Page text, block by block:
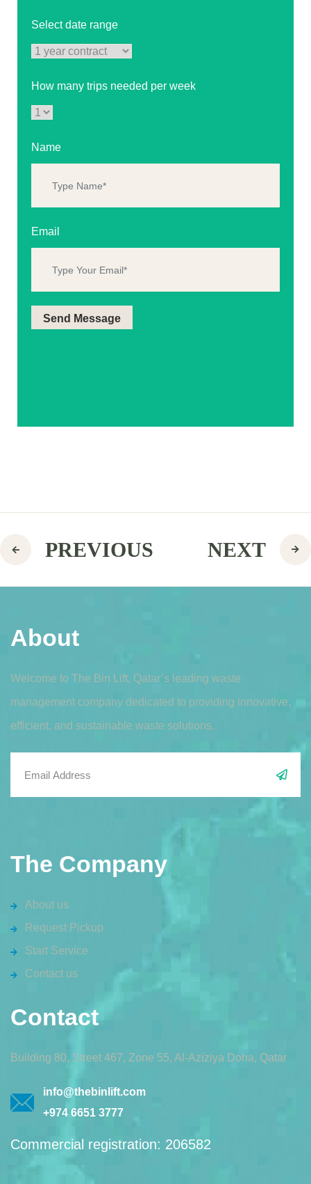
Select date range
How many trips needed per week
Name
Email
PREVIOUS NEXT
About
Welcome to The Bin Lift, Qatar’s leading waste
management company dedicated to providing innovative,
efficient, and sustainable waste solutions.
The Company
About us
Request Pickup
Start Service
Contact us
Contact
Building 80, Street 467, Zone 55, Al-Aziziya Doha, Qatar
info@thebinlift.com
+974 6651 3777
Commercial registration: 206582